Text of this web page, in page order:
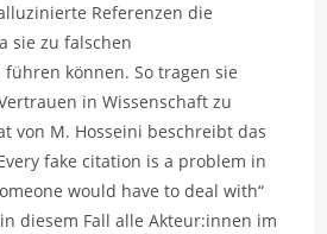
Referenzen die
sie zu falschen
können. So tragen sie
in Wissenschaft zu
von M. Hosseini beschreibt das
fake citation is a problem in
would have to deal with“
in diesem Fall alle Akteur:innen im